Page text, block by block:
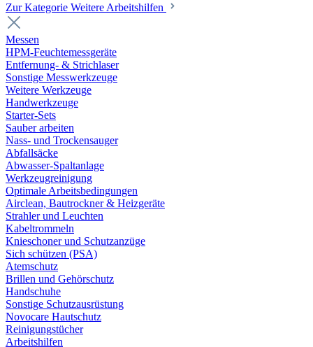
Zur Kategorie Weitere Arbeitshilfen
Messen
HPM-Feuchtemessgeräte
Entfernung- & Strichlaser
Sonstige Messwerkzeuge
Weitere Werkzeuge
Handwerkzeuge
Starter-Sets
Sauber arbeiten
Nass- und Trockensauger
Abfallsäcke
Abwasser-Spaltanlage
Werkzeugreinigung
Optimale Arbeitsbedingungen
Airclean, Bautrockner & Heizgeräte
Strahler und Leuchten
Kabeltrommeln
Knieschoner und Schutzanzüge
Sich schützen (PSA)
Atemschutz
Brillen und Gehörschutz
Handschuhe
Sonstige Schutzausrüstung
Novocare Hautschutz
Reinigungstücher
Arbeitshilfen